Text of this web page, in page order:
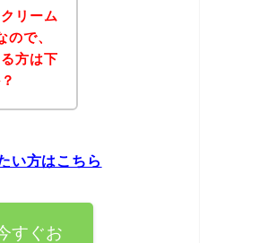
リーム
で、
方は下
い方はこちら
すぐお